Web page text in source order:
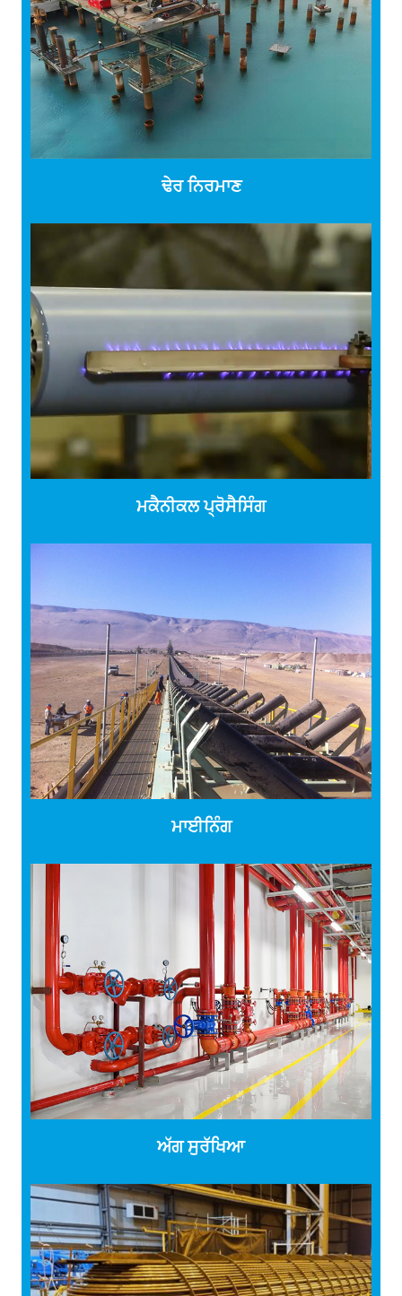
ਢੇਰ ਨਿਰਮਾਣ
ਮਕੈਨੀਕਲ ਪ੍ਰੋਸੈਸਿੰਗ
ਮਾਈਨਿੰਗ
ਅੱਗ ਸੁਰੱਖਿਆ